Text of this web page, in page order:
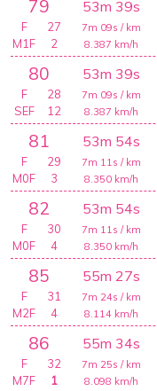
79 53m 39s
7m 09s / km
8.387 km/h
F
27
M1F
2
80 53m 39s
7m 09s / km
8.387 km/h
F
28
SEF
12
81 53m 54s
7m 11s / km
8.350 km/h
F
29
M0F
3
82 53m 54s
7m 11s / km
8.350 km/h
F
30
M0F
4
85 55m 27s
7m 24s / km
8.114 km/h
F
31
M2F
4
86 55m 34s
7m 25s / km
8.098 km/h
F
32
M7F
1